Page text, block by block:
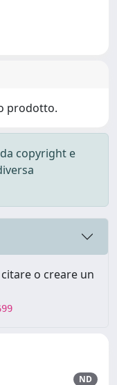
prodotto.
copyright e
o creare un
ND